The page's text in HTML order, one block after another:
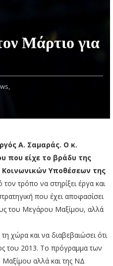
Μάρτιο για
Α. Σαμαράς. Ο κ.
που είχε το βράδυ της
Υποθέσεων της
τον τρόπο να στηρίξει έργα και
που έχει αποφασίσει
του Μεγάρου Μαξίμου, αλλά
χώρα και να διαβεβαιώσει ότι
του 2013. Το πρόγραμμα των
Μαξίμου αλλά και της ΝΔ